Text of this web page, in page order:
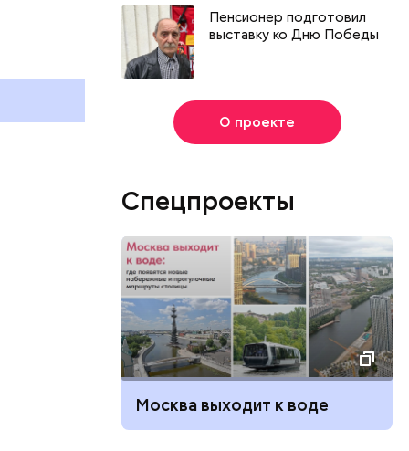
День арбуза и День поцелуев
с зеркалом: какие праздники
отмечают в России и мире 3
августа
День
августа
Пенсионер подготовил
выставку ко Дню Победы
О проекте
Спецпроекты
Москва выходит к воде